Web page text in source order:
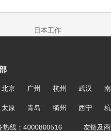
日本工作
北京 广州 杭州 武汉
太原 青岛 衢州 西宁
热线：4000800516 友链及商